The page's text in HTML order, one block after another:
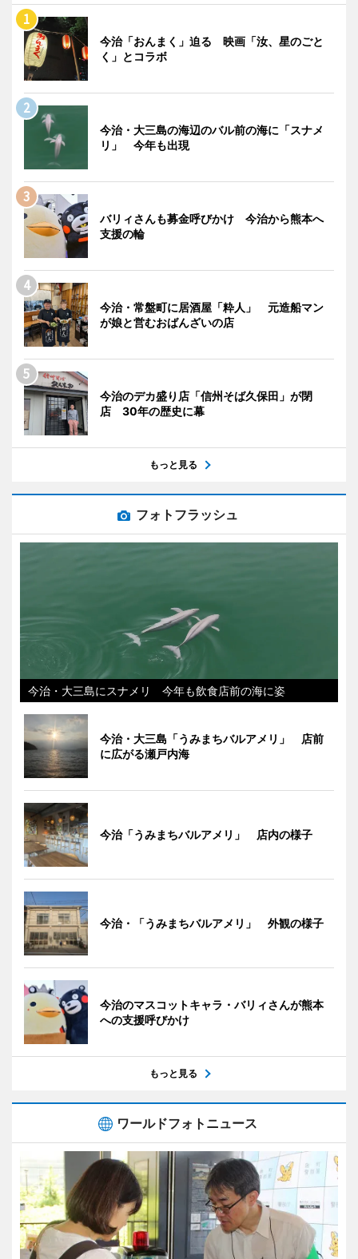
今治「おんまく」迫る 映画「汝、星のごと
く」とコラボ
今治・大三島の海辺のバル前の海に「スナメ
リ」 今年も出現
バリィさんも募金呼びかけ 今治から熊本へ
支援の輪
今治・常盤町に居酒屋「粋人」 元造船マン
が娘と営むおばんざいの店
今治のデカ盛り店「信州そば久保田」が閉
店 30年の歴史に幕
もっと見る
フォトフラッシュ
今治・大三島にスナメリ 今年も飲食店前の海に姿
今治・大三島「うみまちバルアメリ」 店前
に広がる瀬戸内海
今治「うみまちバルアメリ」 店内の様子
今治・「うみまちバルアメリ」 外観の様子
今治のマスコットキャラ・バリィさんが熊本
への支援呼びかけ
もっと見る
ワールドフォトニュース